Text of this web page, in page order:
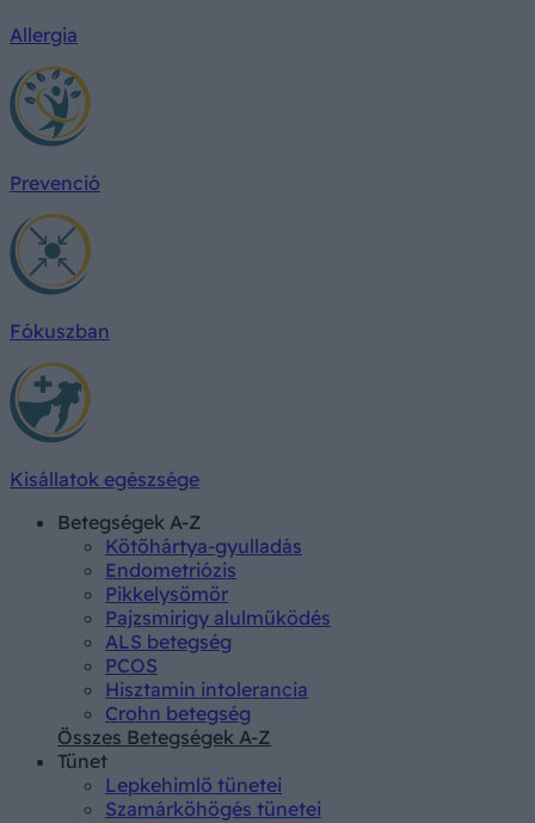
Allergia
Prevenció
Fókuszban
Kisállatok egészsége
Betegségek A-Z
Kötőhártya-gyulladás
Endometriózis
Pikkelysömör
Pajzsmirigy alulműködés
ALS betegség
PCOS
Hisztamin intolerancia
Crohn betegség
Összes Betegségek A-Z
Tünet
Lepkehimlő tünetei
Szamárköhögés tünetei